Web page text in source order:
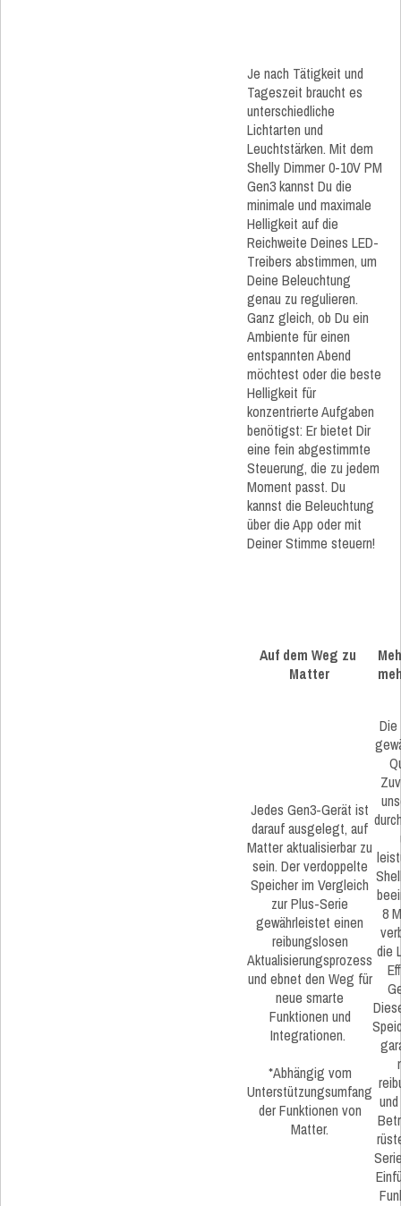
Je nach Tätigkeit und
Tageszeit braucht es
unterschiedliche
Lichtarten und
Leuchtstärken. Mit dem
Shelly Dimmer 0-10V PM
Gen3 kannst Du die
minimale und maximale
Helligkeit auf die
Reichweite Deines LED-
Treibers abstimmen, um
Deine Beleuchtung
genau zu regulieren.
Ganz gleich, ob Du ein
Ambiente für einen
entspannten Abend
möchtest oder die beste
Helligkeit für
konzentrierte Aufgaben
benötigst: Er bietet Dir
eine fein abgestimmte
Steuerung, die zu jedem
Moment passt. Du
kannst die Beleuchtung
über die App oder mit
Deiner Stimme steuern!
Auf dem Weg zu
Matter
Jedes Gen3-Gerät ist
darauf ausgelegt, auf
Matter aktualisierbar zu
sein. Der verdoppelte
Speicher im Vergleich
zur Plus-Serie
gewährleistet einen
reibungslosen
Aktualisierungsprozess
und ebnet den Weg für
neue smarte
Funktionen und
Integrationen.
*Abhängig vom
Unterstützungsumfang
der Funktionen von
Matter.
8
die